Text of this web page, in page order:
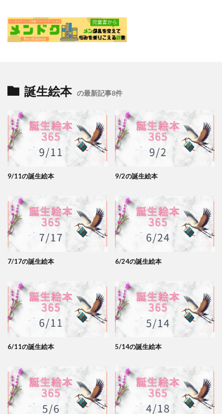
誕生絵本 の最新記事8件
9/11の誕生絵本 9/2の誕生絵本
7/17の誕生絵本 6/24の誕生絵本
6/11の誕生絵本 5/14の誕生絵本